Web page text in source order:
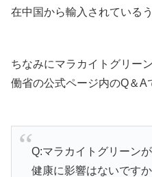
在中国から輸入されている
ちなみにマラカイトグリー
働省の公式ページ内のQ＆A
Q:マラカイトグリーン
健康に影響はないですか